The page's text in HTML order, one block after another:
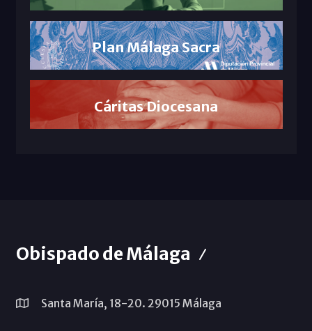
Plan Málaga Sacra
Cáritas Diocesana
Obispado de Málaga
Santa María, 18-20. 29015 Málaga